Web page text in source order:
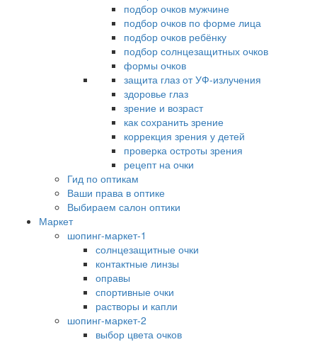
подбор очков мужчине
подбор очков по форме лица
подбор очков ребёнку
подбор солнцезащитных очков
формы очков
защита глаз от УФ-излучения
здоровье глаз
зрение и возраст
как сохранить зрение
коррекция зрения у детей
проверка остроты зрения
рецепт на очки
Гид по оптикам
Ваши права в оптике
Выбираем салон оптики
Маркет
шопинг-маркет-1
солнцезащитные очки
контактные линзы
оправы
спортивные очки
растворы и капли
шопинг-маркет-2
выбор цвета очков